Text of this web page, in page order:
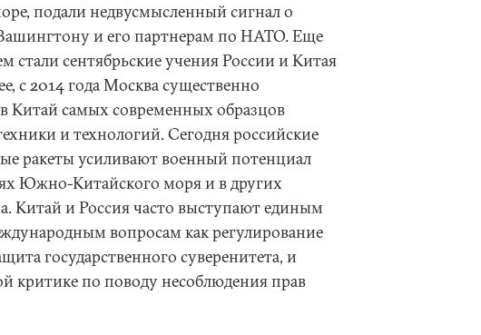
подали недвусмысленный сигнал о
и его партнерам по НАТО. Еще
стали сентябрьские учения России и Китая
с 2014 года Москва существенно
Китай самых современных образцов
и технологий. Сегодня российские
ракеты усиливают военный потенциал
Южно-Китайского моря и в других
Китай и Россия часто выступают единым
вопросам как регулирование
государственного суверенитета, и
критике по поводу несоблюдения прав